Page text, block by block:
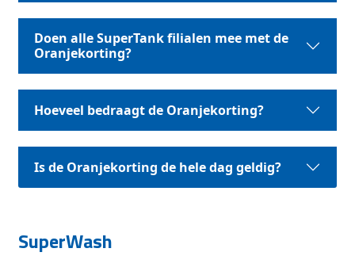
Doen alle SuperTank filialen mee met de
Oranjekorting?
Hoeveel bedraagt de Oranjekorting?
Is de Oranjekorting de hele dag geldig?
SuperWash